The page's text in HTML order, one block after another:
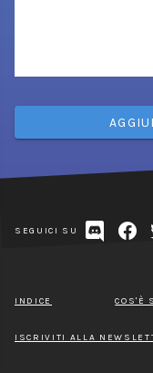
SEGUICI SU
INDICE COS'È
ISCRIVITI ALLA